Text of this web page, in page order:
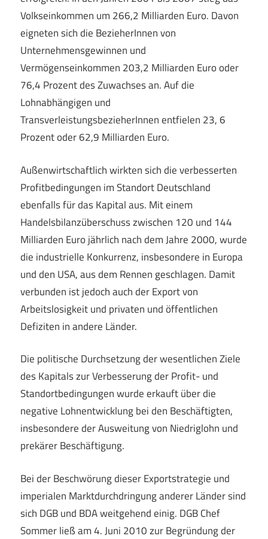
Volkseinkommen um 266,2 Milliarden Euro. Davon
eigneten sich die BezieherInnen von
Unternehmensgewinnen und
Vermögenseinkommen 203,2 Milliarden Euro oder
76,4 Prozent des Zuwachses an. Auf die
Lohnabhängigen und
TransverleistungsbezieherInnen entfielen 23, 6
Prozent oder 62,9 Milliarden Euro.
Außenwirtschaftlich wirkten sich die verbesserten
Profitbedingungen im Standort Deutschland
ebenfalls für das Kapital aus. Mit einem
Handelsbilanzüberschuss zwischen 120 und 144
Milliarden Euro jährlich nach dem Jahre 2000, wurde
die industrielle Konkurrenz, insbesondere in Europa
und den USA, aus dem Rennen geschlagen. Damit
verbunden ist jedoch auch der Export von
Arbeitslosigkeit und privaten und öffentlichen
Defiziten in andere Länder.
Die politische Durchsetzung der wesentlichen Ziele
des Kapitals zur Verbesserung der Profit- und
Standortbedingungen wurde erkauft über die
negative Lohnentwicklung bei den Beschäftigten,
insbesondere der Ausweitung von Niedriglohn und
prekärer Beschäftigung.
Bei der Beschwörung dieser Exportstrategie und
imperialen Marktdurchdringung anderer Länder sind
sich DGB und BDA weitgehend einig. DGB Chef
Sommer ließ am 4. Juni 2010 zur Begründung der